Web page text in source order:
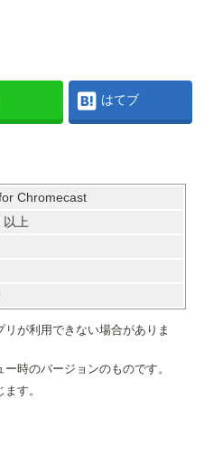
はてブ
Chromecast
上
が利用できない場合がありま
時のバージョンのものです。
す。